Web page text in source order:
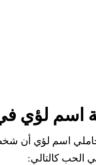
اسم لؤي
اسم لؤي أن
الحب كالتالي: